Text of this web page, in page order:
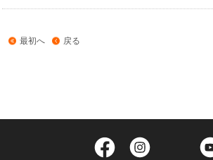
最初へ 戻る
Facebook Twitter